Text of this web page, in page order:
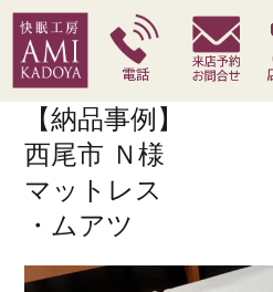
快眠枕 腰痛対策寝具
【納品事例】
西尾市 Ｎ様
マットレス
・ムアツ